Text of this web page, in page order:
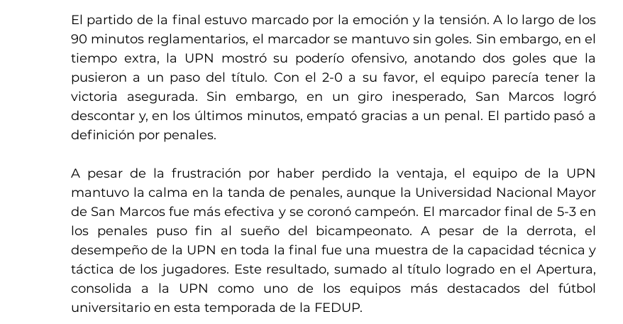
El partido de la final estuvo marcado por la emoción y la tensión. A lo largo de los
90 minutos reglamentarios, el marcador se mantuvo sin goles. Sin embargo, en el
tiempo extra, la UPN mostró su poderío ofensivo, anotando dos goles que la
pusieron a un paso del título. Con el 2-0 a su favor, el equipo parecía tener la
victoria asegurada. Sin embargo, en un giro inesperado, San Marcos logró
descontar y, en los últimos minutos, empató gracias a un penal. El partido pasó a
definición por penales.
A pesar de la frustración por haber perdido la ventaja, el equipo de la UPN
mantuvo la calma en la tanda de penales, aunque la Universidad Nacional Mayor
de San Marcos fue más efectiva y se coronó campeón. El marcador final de 5-3 en
los penales puso fin al sueño del bicampeonato. A pesar de la derrota, el
desempeño de la UPN en toda la final fue una muestra de la capacidad técnica y
táctica de los jugadores. Este resultado, sumado al título logrado en el Apertura,
consolida a la UPN como uno de los equipos más destacados del fútbol
universitario en esta temporada de la FEDUP.